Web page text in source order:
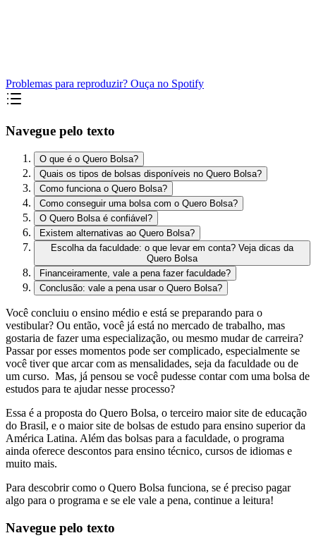
Problemas para reproduzir? Ouça no Spotify
Navegue pelo texto
O que é o Quero Bolsa?
Quais os tipos de bolsas disponíveis no Quero Bolsa?
Como funciona o Quero Bolsa?
Como conseguir uma bolsa com o Quero Bolsa?
O Quero Bolsa é confiável?
Existem alternativas ao Quero Bolsa?
Escolha da faculdade: o que levar em conta? Veja dicas da
Quero Bolsa
Financeiramente, vale a pena fazer faculdade?
Conclusão: vale a pena usar o Quero Bolsa?
Você concluiu o ensino médio e está se preparando para o
vestibular? Ou então, você já está no mercado de trabalho, mas
gostaria de fazer uma especialização, ou mesmo mudar de carreira?
Passar por esses momentos pode ser complicado, especialmente se
você tiver que arcar com as mensalidades, seja da faculdade ou de
um curso. Mas, já pensou se você pudesse contar com uma bolsa de
estudos para te ajudar nesse processo?
Essa é a proposta do Quero Bolsa, o terceiro maior site de educação
do Brasil, e o maior site de bolsas de estudo para ensino superior da
América Latina. Além das bolsas para a faculdade, o programa
ainda oferece descontos para ensino técnico, cursos de idiomas e
muito mais.
Para descobrir como o Quero Bolsa funciona, se é preciso pagar
algo para o programa e se ele vale a pena, continue a leitura!
Navegue pelo texto